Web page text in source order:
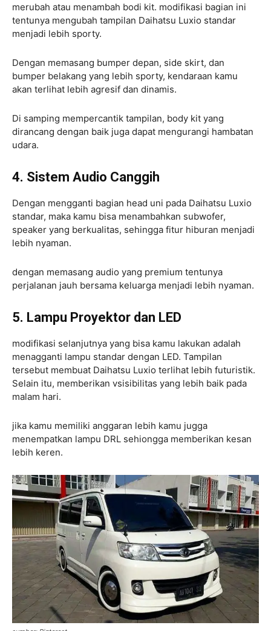
merubah atau menambah bodi kit. modifikasi bagian ini
tentunya mengubah tampilan Daihatsu Luxio standar
menjadi lebih sporty.
Dengan memasang bumper depan, side skirt, dan
bumper belakang yang lebih sporty, kendaraan kamu
akan terlihat lebih agresif dan dinamis.
Di samping mempercantik tampilan, body kit yang
dirancang dengan baik juga dapat mengurangi hambatan
udara.
4. Sistem Audio Canggih
Dengan mengganti bagian head uni pada Daihatsu Luxio
standar, maka kamu bisa menambahkan subwofer,
speaker yang berkualitas, sehingga fitur hiburan menjadi
lebih nyaman.
dengan memasang audio yang premium tentunya
perjalanan jauh bersama keluarga menjadi lebih nyaman.
5. Lampu Proyektor dan LED
modifikasi selanjutnya yang bisa kamu lakukan adalah
menagganti lampu standar dengan LED. Tampilan
tersebut membuat Daihatsu Luxio terlihat lebih futuristik.
Selain itu, memberikan vsisibilitas yang lebih baik pada
malam hari.
jika kamu memiliki anggaran lebih kamu jugga
menempatkan lampu DRL sehiongga memberikan kesan
lebih keren.